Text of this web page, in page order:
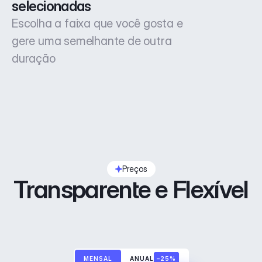
selecionadas
Escolha a faixa que você gosta e
gere uma semelhante de outra
duração
Preços
Transparente e Flexível
MENSAL ANUAL –25%